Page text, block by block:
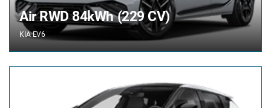
KIAEV6
Air RWD 84kWh (229 CV)